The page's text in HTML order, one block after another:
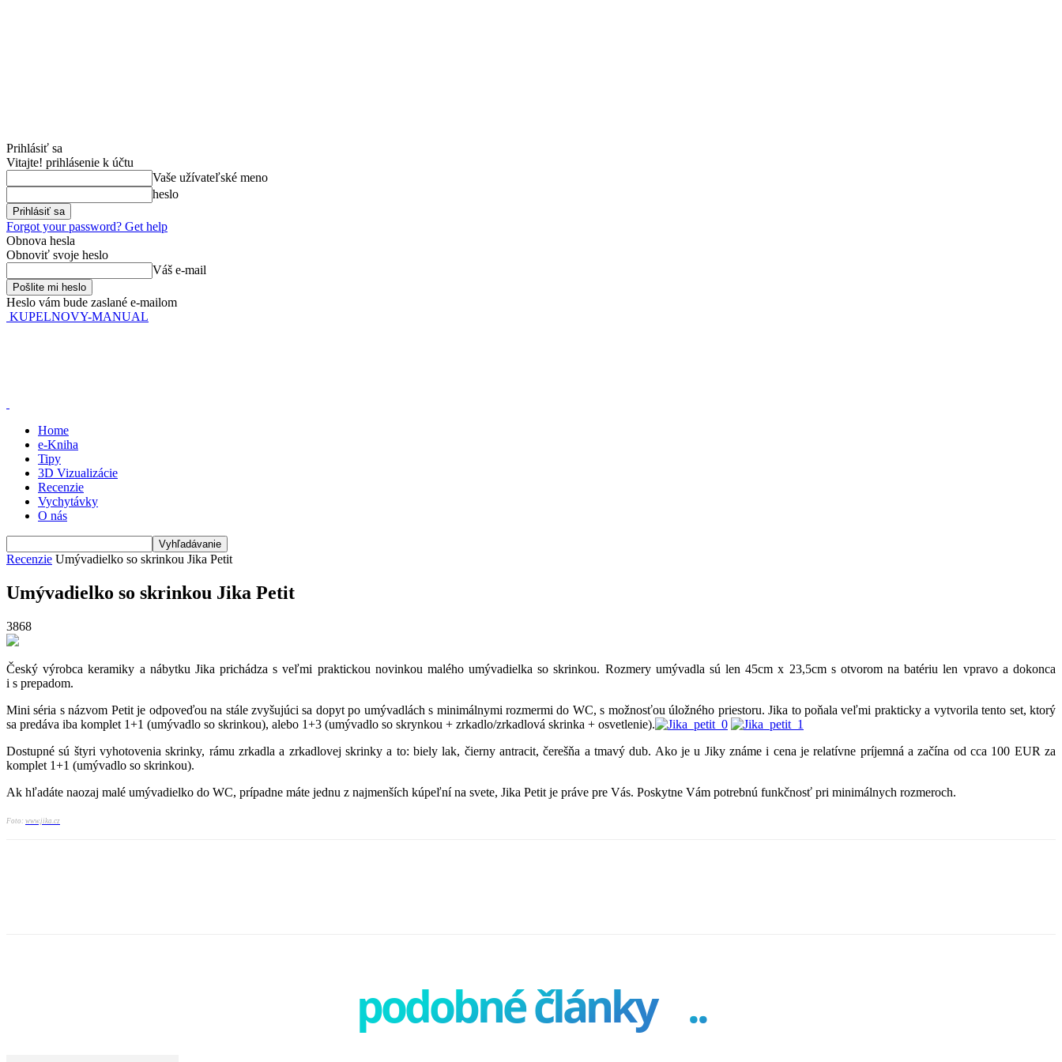
Prihlásiť sa
Vitajte! prihlásenie k účtu
Vaše užívateľské meno
heslo
Forgot your password? Get help
Obnova hesla
Obnoviť svoje heslo
Váš e-mail
Heslo vám bude zaslané e-mailom
KUPELNOVY-MANUAL
Home
e-Kniha
Tipy
3D Vizualizácie
Recenzie
Vychytávky
O nás
Recenzie Umývadielko so skrinkou Jika Petit
Umývadielko so skrinkou Jika Petit
3868
Český výrobca keramiky a nábytku Jika prichádza s veľmi praktickou novinkou malého umývadielka so skrinkou. Rozmery umývadla sú len 45cm x 23,5cm s otvorom na batériu len vpravo a dokonca
i s prepadom.
Mini séria s názvom Petit je odpoveďou na stále zvyšujúci sa dopyt po umývadlách s minimálnymi rozmermi do WC, s možnosťou úložného priestoru. Jika to poňala veľmi prakticky a vytvorila tento set, ktorý
sa predáva iba komplet 1+1 (umývadlo so skrinkou), alebo 1+3 (umývadlo so skrynkou + zrkadlo/zrkadlová skrinka + osvetlenie).
Dostupné sú štyri vyhotovenia skrinky, rámu zrkadla a zrkadlovej skrinky a to: biely lak, čierny antracit, čerešňa a tmavý dub. Ako je u Jiky známe i cena je relatívne príjemná a začína od cca 100 EUR za
komplet 1+1 (umývadlo so skrinkou).
Ak hľadáte naozaj malé umývadielko do WC, prípadne máte jednu z najmenších kúpeľní na svete, Jika Petit je práve pre Vás. Poskytne Vám potrebnú funkčnosť pri minimálnych rozmeroch.
Foto: www.jika.cz
podobné články ..